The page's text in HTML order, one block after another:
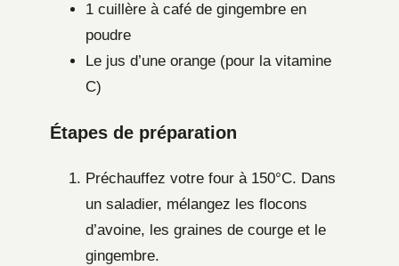
1 cuillère à café de gingembre en
poudre
Le jus d’une orange (pour la vitamine
C)
Étapes de préparation
Préchauffez votre four à 150°C. Dans
un saladier, mélangez les flocons
d’avoine, les graines de courge et le
gingembre.